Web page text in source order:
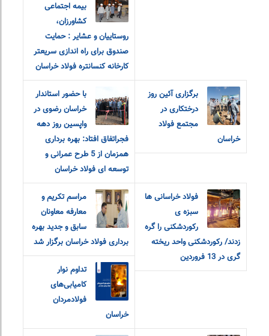
بیمه اجتماعی
کشاورزان،
روستاییان و عشایر : حمایت
صندوق برای راه اندازی سریعتر
کارخانه کنسانتره فولاد خراسان
برگزاری آئین روز
درختکاری در
مجتمع فولاد
خراسان
با حضور استاندار
خراسان رضوی در
واپسین روز دهه
فجراتفاق افتاد: بهره برداری
همزمان از 5 طرح عمرانی و
توسعه ای فولاد خراسان
فولاد خراسانی ها
سبزه ی
رکوردشکنی را گره
زدند/ رکوردشکنی واحد ریخته
گری در 13 فروردین
مراسم تکریم و
معارفه‌ معاونان
سابق و جدید بهره
برداری فولاد خراسان برگزار شد
تداوم نوار
کامیابی‌های
فولادمردان
خراسان